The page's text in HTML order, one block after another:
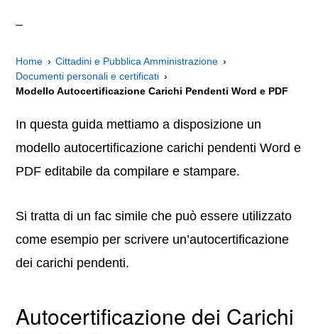
Home
Cittadini e Pubblica Amministrazione
Documenti personali e certificati
Modello Autocertificazione Carichi Pendenti Word e PDF
In questa guida mettiamo a disposizione un
modello autocertificazione carichi pendenti Word e
PDF editabile da compilare e stampare.
Si tratta di un fac simile che può essere utilizzato
come esempio per scrivere un’autocertificazione
dei carichi pendenti.
Autocertificazione dei Carichi